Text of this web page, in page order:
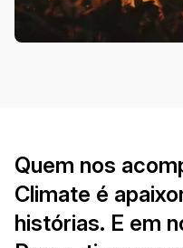
Quem nos
Climate é
histórias. E em